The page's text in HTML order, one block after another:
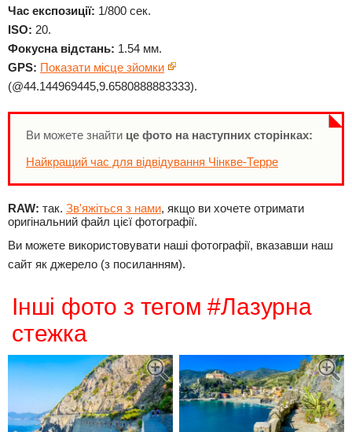
Час експозиції: 1/800 сек.
ISO: 20.
Фокусна відстань: 1.54 мм.
GPS: Показати місце зйомки
(@44.144969445,9.6580888883333).
Ви можете знайти це фото на наступних сторінках:
Найкращий час для відвідування Чінкве-Терре
RAW: так. Зв'яжіться з нами, якщо ви хочете отримати
оригінальний файл цієї фотографії.
Ви можете використовувати наші фотографії, вказавши наш
сайт як джерело (з посиланням).
Інші фото з тегом #Лазурна
стежка